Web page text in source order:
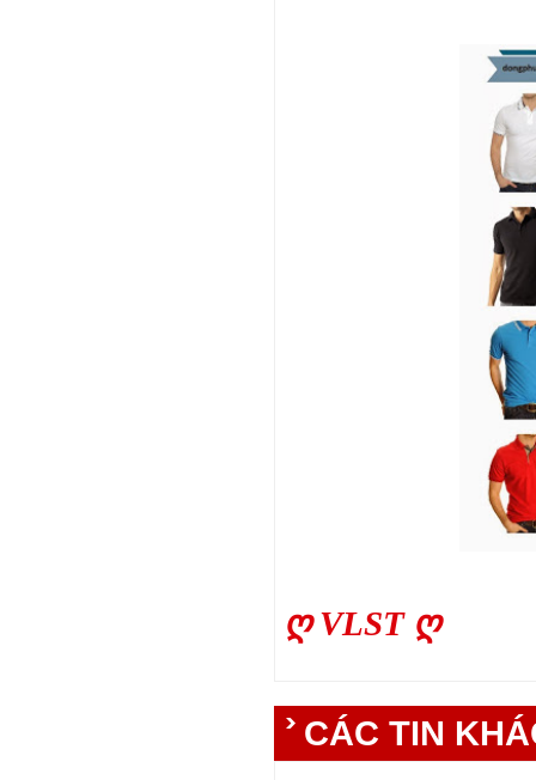
ღ VLST ღ
CÁC TIN